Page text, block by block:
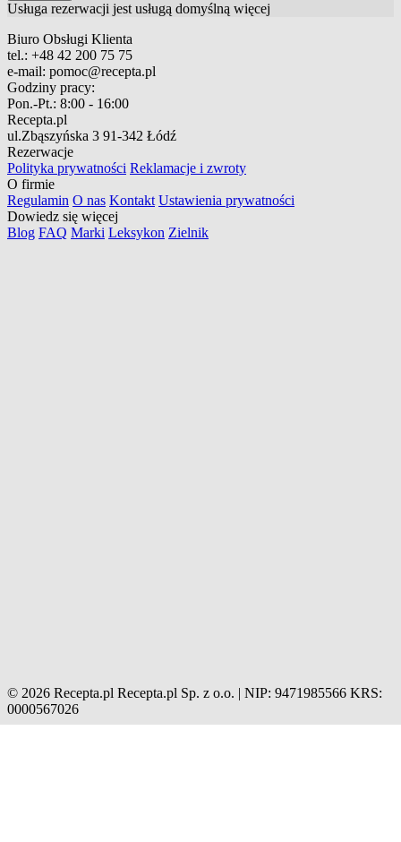
Usługa rezerwacji jest usługą domyślną więcej
Biuro Obsługi Klienta
tel.: +48 42 200 75 75
e-mail: pomoc@recepta.pl
Godziny pracy:
Pon.-Pt.: 8:00 - 16:00
Recepta.pl
ul.Zbąszyńska 3 91-342 Łódź
Rezerwacje
Polityka prywatności Reklamacje i zwroty
O firmie
Regulamin O nas Kontakt Ustawienia prywatności
Dowiedz się więcej
Blog FAQ Marki Leksykon Zielnik
© 2026 Recepta.pl Recepta.pl Sp. z o.o. | NIP: 9471985566 KRS:
0000567026